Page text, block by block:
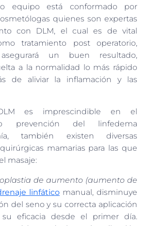
equipo está conformado por
quienes son expertas
con DLM, el cual es de vital
tratamiento post operatorio,
un buen resultado,
a la normalidad lo más rápido
de aliviar la inflamación y las
es imprescindible en el
prevención del linfedema
también existen diversas
mamarias para las que
masaje:
de aumento (aumento de
linfático manual, disminuye
del seno y su correcta aplicación
su eficacia desde el primer día.